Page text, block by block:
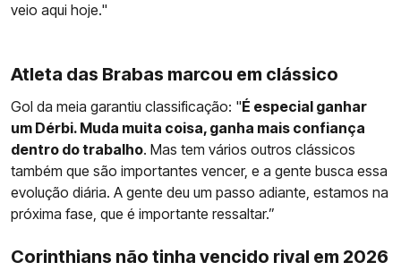
veio aqui hoje."
Atleta das Brabas marcou em clássico
Gol da meia garantiu classificação: "É especial ganhar
um Dérbi. Muda muita coisa, ganha mais confiança
dentro do trabalho. Mas tem vários outros clássicos
também que são importantes vencer, e a gente busca essa
evolução diária. A gente deu um passo adiante, estamos na
próxima fase, que é importante ressaltar.”
Corinthians não tinha vencido rival em 2026